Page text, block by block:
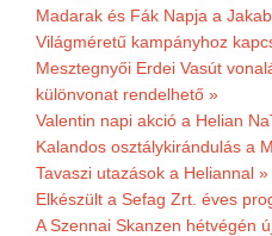
Madarak és Fák Napja a
Világméretű kampányhoz
Mesztegnyői Erdei Vasút
különvonat rendelhető »
Valentin napi akció a Helian
Kalandos osztálykirándulás a
Tavaszi utazások a Heliannal »
Elkészült a Sefag Zrt. éves
A Szennai Skanzen hétvégén